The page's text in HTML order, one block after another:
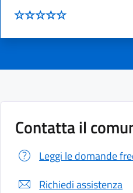
Contatta il
Leggi le domande
Richiedi assistenza